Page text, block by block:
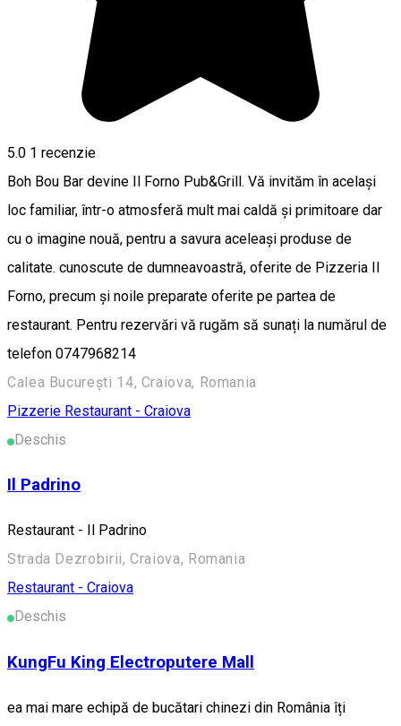
5.0 1 recenzie
Boh Bou Bar devine Il Forno Pub&Grill. Vă invităm în același
loc familiar, într-o atmosferă mult mai caldă și primitoare dar
cu o imagine nouă, pentru a savura aceleași produse de
calitate. cunoscute de dumneavoastră, oferite de Pizzeria Il
Forno, precum și noile preparate oferite pe partea de
restaurant. Pentru rezervări vă rugăm să sunați la numărul de
telefon 0747968214
Calea București 14, Craiova, Romania
Pizzerie Restaurant - Craiova
Deschis
Il Padrino
Restaurant - Il Padrino
Strada Dezrobirii, Craiova, Romania
Restaurant - Craiova
Deschis
KungFu King Electroputere Mall
ea mai mare echipă de bucătari chinezi din România îți